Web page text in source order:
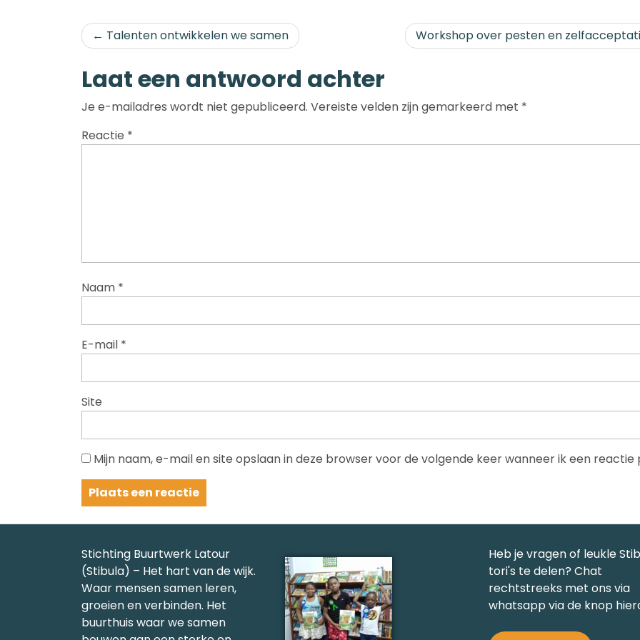
Bericht
navigatie
Talenten ontwikkelen we samen Workshop over pesten en
Laat een antwoord achter
Je e-mailadres wordt niet gepubliceerd. Vereiste velden zijn gemarkeerd met *
Reactie *
Naam *
E-mail *
Site
Mijn naam, e-mail en site opslaan in deze browser voor de volgende keer wanneer ik een reactie
Stichting Buurtwerk Latour
(Stibula) – Het hart van de wijk.
Waar mensen samen leren,
groeien en verbinden. Het
buurthuis waar we samen
Heb je vragen of leukle
tori's te delen? Chat
rechtstreeks met ons via
whatsapp via de knop